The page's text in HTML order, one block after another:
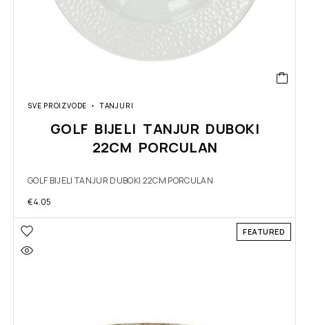
SVE PROIZVODE TANJURI
GOLF BIJELI TANJUR DUBOKI
22CM PORCULAN
GOLF BIJELI TANJUR DUBOKI 22CM PORCULAN
€4.05
FEATURED